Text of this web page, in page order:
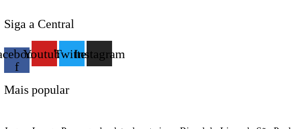
Siga a Central
f
YoutubeTwitterInstagram
Mais popular